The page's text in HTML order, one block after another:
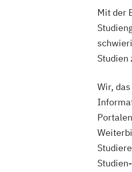
Mit der
Studien
Wir,